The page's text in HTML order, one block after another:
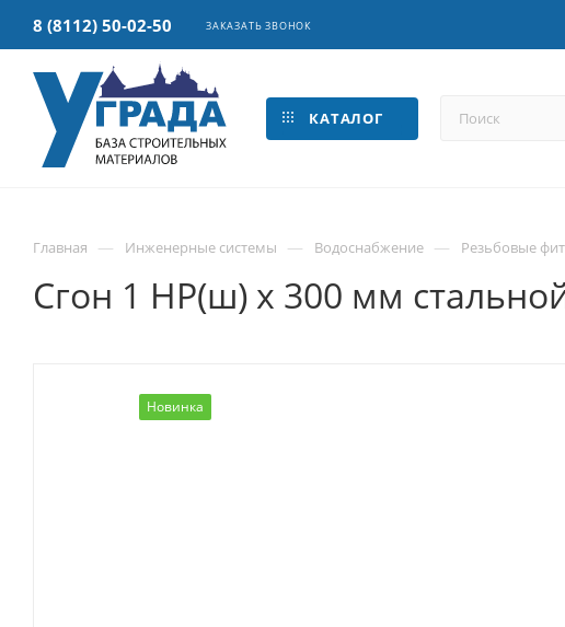
8 (8112) 50-02-50 ЗАКАЗАТЬ ЗВОНОК
КАТАЛОГ
Главная — Инженерные системы — Водоснабжение — Резьбовые
Сгон 1 НР(ш) х 300 мм
Новинка